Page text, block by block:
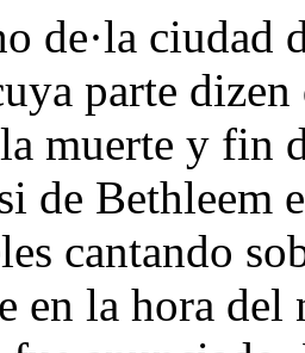
de·la ciudad
parte
muerte y fin
de Bethleem
cantando
en la hora